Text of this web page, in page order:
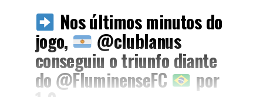
Nos últimos minutos do
jogo, @clublanus
conseguiu o triunfo diante
do @FluminenseFC por